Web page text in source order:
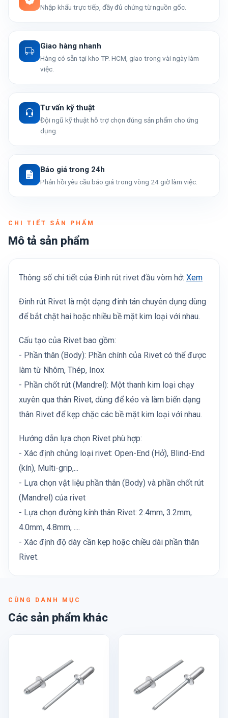
Nhập khẩu trực tiếp, đầy đủ chứng từ nguồn gốc.
Giao hàng nhanh
Hàng có sẵn tại kho TP. HCM, giao trong vài ngày làm
việc.
Tư vấn kỹ thuật
Đội ngũ kỹ thuật hỗ trợ chọn đúng sản phẩm cho ứng
dụng.
Báo giá trong 24h
Phản hồi yêu cầu báo giá trong vòng 24 giờ làm việc.
CHI TIẾT SẢN PHẨM
Mô tả sản phẩm
Thông số chi tiết của Đinh rút rivet đầu vòm hở: Xem
Đinh rút Rivet là một dạng đinh tán chuyên dụng dùng
để bắt chặt hai hoặc nhiều bề mặt kim loại với nhau.
Cấu tạo của Rivet bao gồm:
- Phần thân (Body): Phần chính của Rivet có thể được
làm từ Nhôm, Thép, Inox
- Phần chốt rút (Mandrel): Một thanh kim loại chạy
xuyên qua thân Rivet, dùng để kéo và làm biến dạng
thân Rivet để kẹp chặc các bề mặt kim loại với nhau.
Hướng dẫn lựa chọn Rivet phù hợp:
- Xác định chủng loại rivet: Open-End (Hở), Blind-End
(kín), Multi-grip,...
- Lựa chọn vật liệu phần thân (Body) và phần chốt rút
(Mandrel) của rivet
- Lựa chọn đường kính thân Rivet: 2.4mm, 3.2mm,
4.0mm, 4.8mm, ....
- Xác định độ dày cần kẹp hoặc chiều dài phần thân
Rivet.
CÙNG DANH MỤC
Các sản phẩm khác